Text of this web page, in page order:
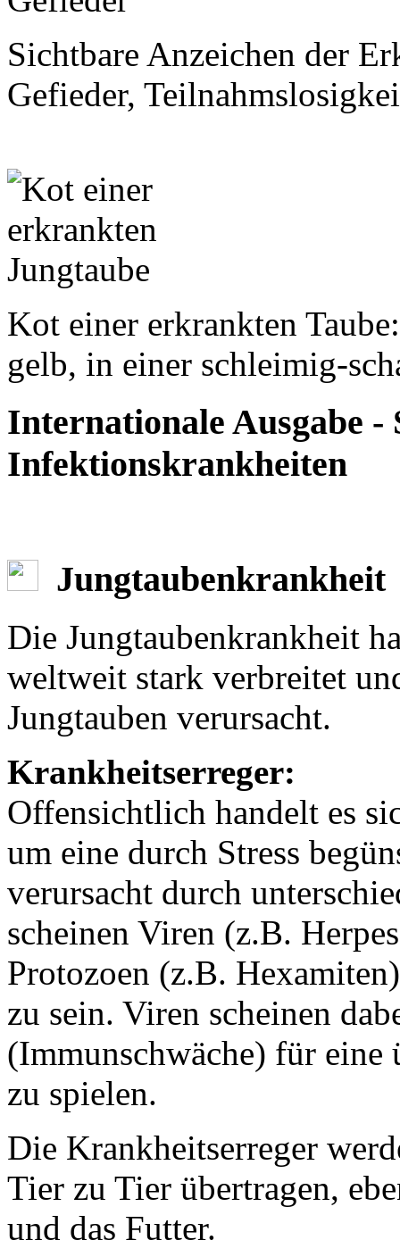
Sichtbare Anzeichen der
Gefieder,
Kot einer erkrankten
gelb, in einer schleimig-
Internationale Ausgabe -
Infektionskrankheiten
Jungtaubenkrankheit
Die Jungtaubenkrankheit
weltweit stark verbreitet
Jungtauben verursacht.
Krankheitserreger:
Offensichtlich handelt es
um eine durch Stress
verursacht durch
scheinen Viren (z.B.
Protozoen (z.B.
zu sein. Viren scheinen
(Immunschwäche) für
zu spielen.
Die Krankheitserreger
Tier zu Tier übertragen,
und das Futter.